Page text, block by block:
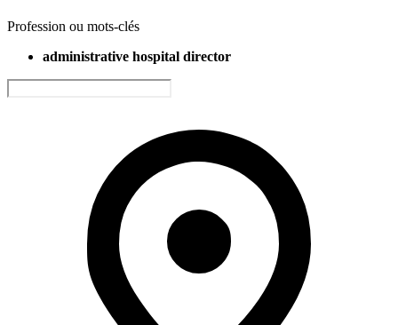
Profession ou mots-clés
administrative hospital director